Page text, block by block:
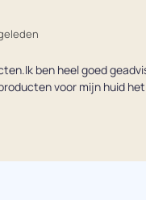
ben heel goed
voor mijn huid het